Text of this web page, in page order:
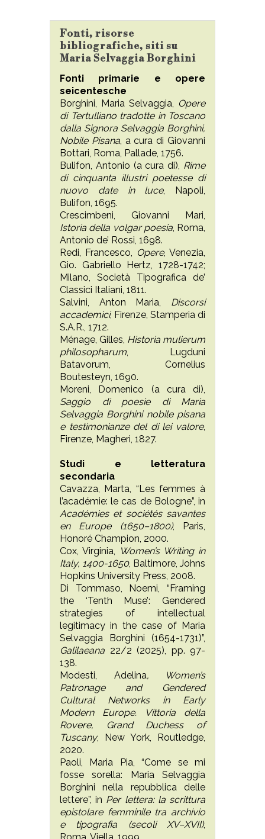
Fonti, risorse
bibliografiche, siti su
Maria Selvaggia Borghini
Fonti primarie e opere
seicentesche
Borghini, Maria Selvaggia, Opere
di Tertulliano tradotte in Toscano
dalla Signora Selvaggia Borghini,
Nobile Pisana, a cura di Giovanni
Bottari, Roma, Pallade, 1756.
Bulifon, Antonio (a cura di), Rime
di cinquanta illustri poetesse di
nuovo date in luce, Napoli,
Bulifon, 1695.
Crescimbeni, Giovanni Mari,
Istoria della volgar poesia, Roma,
Antonio de’ Rossi, 1698.
Redi, Francesco, Opere, Venezia,
Gio. Gabriello Hertz, 1728-1742;
Milano, Società Tipografica de’
Classici Italiani, 1811.
Salvini, Anton Maria, Discorsi
accademici, Firenze, Stamperia di
S.A.R., 1712.
Ménage, Gilles, Historia mulierum
philosopharum, Lugduni
Batavorum, Cornelius
Boutesteyn, 1690.
Moreni, Domenico (a cura di),
Saggio di poesie di Maria
Selvaggia Borghini nobile pisana
e testimonianze del di lei valore,
Firenze, Magheri, 1827.
Studi e letteratura
secondaria
Cavazza, Marta, “Les femmes à
l’académie: le cas de Bologne”, in
Académies et sociétés savantes
en Europe (1650–1800), Paris,
Honoré Champion, 2000.
Cox, Virginia, Women’s Writing in
Italy, 1400-1650, Baltimore, Johns
Hopkins University Press, 2008.
Di Tommaso, Noemi, “Framing
the ‘Tenth Muse’: Gendered
strategies of intellectual
legitimacy in the case of Maria
Selvaggia Borghini (1654-1731)”,
Galilaeana 22/2 (2025), pp. 97-
138.
Modesti, Adelina, Women’s
Patronage and Gendered
Cultural Networks in Early
Modern Europe. Vittoria della
Rovere, Grand Duchess of
Tuscany, New York, Routledge,
2020.
Paoli, Maria Pia, “Come se mi
fosse sorella: Maria Selvaggia
Borghini nella repubblica delle
lettere”, in Per lettera: la scrittura
epistolare femminile tra archivio
e tipografia (secoli XV–XVII),